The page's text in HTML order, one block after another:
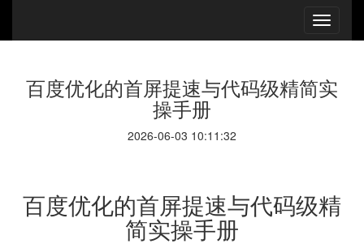
百度优化的首屏提速与代码级精简实
操手册
2026-06-03 10:11:32
百度优化的首屏提速与代码级精
简实操手册